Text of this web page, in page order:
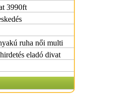
3990ft
ruha női multi
eladó divat